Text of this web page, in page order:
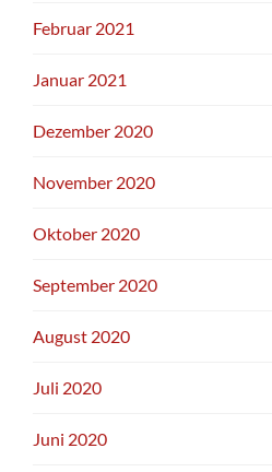
Februar 2021
Januar 2021
Dezember 2020
November 2020
Oktober 2020
September 2020
August 2020
Juli 2020
Juni 2020